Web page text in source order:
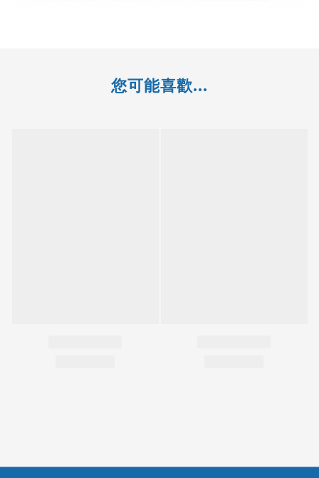
您可能喜歡...